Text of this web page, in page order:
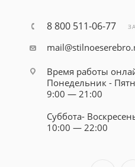
8 800 511-06-77
Время работы
Понедельник -
9:00 — 21:00
Суббота-
10:00 — 22:00